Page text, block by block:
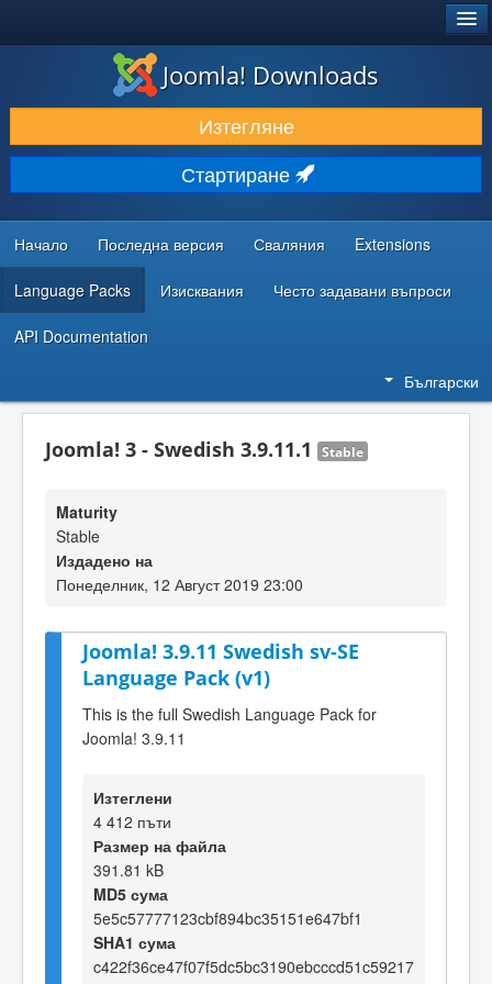
ИЗТЕГЛЯНЕ & РАЗШИРЯВАНЕ
ОТКРИВАЙТЕ & УЧЕТЕ
ОБЩНОСТ & ПОДДРЪЖКА
РЕСУРСИ ЗА РАЗРАБОТКА
Joomla! Downloads
Изтегляне
Стартиране
Начало Последна версия Сваляния Extensions
Language Packs Изисквания Често задавани въпроси
API Documentation
Български
Joomla! 3 - Swedish 3.9.11.1 Stable
Maturity
Stable
Издадено на
Понеделник, 12 Август 2019 23:00
Joomla! 3.9.11 Swedish sv-SE
Language Pack (v1)
This is the full Swedish Language Pack for
Joomla! 3.9.11
Изтеглени
4 412 пъти
Размер на файла
391.81 kB
MD5 сума
5e5c57777123cbf894bc35151e647bf1
SHA1 сума
c422f36ce47f07f5dc5bc3190ebcccd51c59217